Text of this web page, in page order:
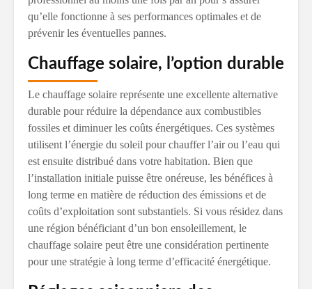
qu’elle fonctionne à ses performances optimales et de
prévenir les éventuelles pannes.
Chauffage solaire, l’option durable
Le chauffage solaire représente une excellente alternative
durable pour réduire la dépendance aux combustibles
fossiles et diminuer les coûts énergétiques. Ces systèmes
utilisent l’énergie du soleil pour chauffer l’air ou l’eau qui
est ensuite distribué dans votre habitation. Bien que
l’installation initiale puisse être onéreuse, les bénéfices à
long terme en matière de réduction des émissions et de
coûts d’exploitation sont substantiels. Si vous résidez dans
une région bénéficiant d’un bon ensoleillement, le
chauffage solaire peut être une considération pertinente
pour une stratégie à long terme d’efficacité énergétique.